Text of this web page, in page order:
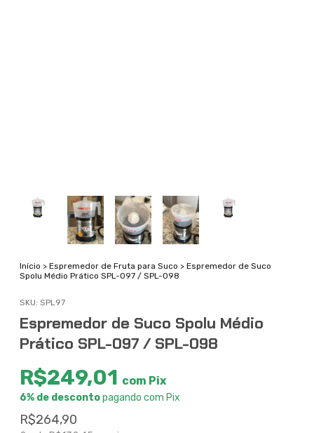
Início > Espremedor de Fruta para Suco > Espremedor de Suco
Spolu Médio Prático SPL-097 / SPL-098
SKU: SPL97
Espremedor de Suco Spolu Médio
Prático SPL-097 / SPL-098
R$264,90
R$249,01 com Pix
6% de descontopagando com Pix